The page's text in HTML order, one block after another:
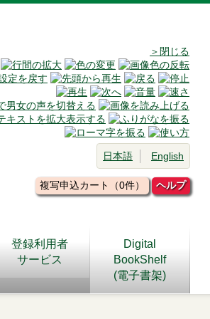
＞閉じる
日本語 English
複写申込カート（0件） ヘルプ
登録利用者
サービス
Digital
BookShelf
(電子書架)